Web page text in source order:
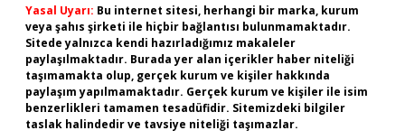
Yasal Uyarı: Bu internet sitesi, herhangi bir marka, kurum
veya şahıs şirketi ile hiçbir bağlantısı bulunmamaktadır.
Sitede yalnızca kendi hazırladığımız makaleler
paylaşılmaktadır. Burada yer alan içerikler haber niteliği
taşımamakta olup, gerçek kurum ve kişiler hakkında
paylaşım yapılmamaktadır. Gerçek kurum ve kişiler ile isim
benzerlikleri tamamen tesadüfidir. Sitemizdeki bilgiler
taslak halindedir ve tavsiye niteliği taşımazlar.